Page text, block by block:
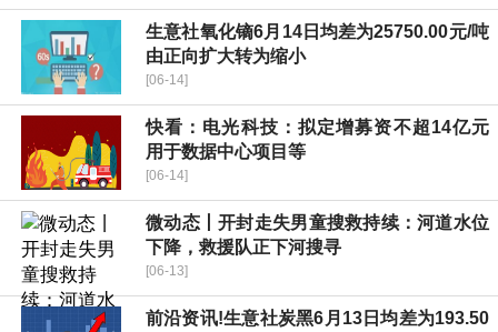
生意社氧化镝6月14日均差为25750.00元/吨
由正向扩大转为缩小
[06-14]
快看：电光科技：拟定增募资不超14亿元
用于数据中心项目等
[06-14]
微动态丨开封走失男童搜救持续：河道水位
下降，救援队正下河搜寻
[06-13]
前沿资讯!生意社炭黑6月13日均差为193.50